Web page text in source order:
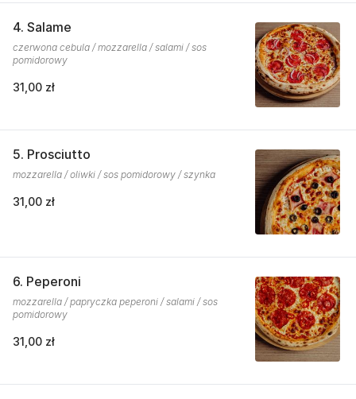
4. Salame
czerwona cebula / mozzarella / salami / sos
pomidorowy
31,00 zł
5. Prosciutto
mozzarella / oliwki / sos pomidorowy / szynka
31,00 zł
6. Peperoni
mozzarella / papryczka peperoni / salami / sos
pomidorowy
31,00 zł